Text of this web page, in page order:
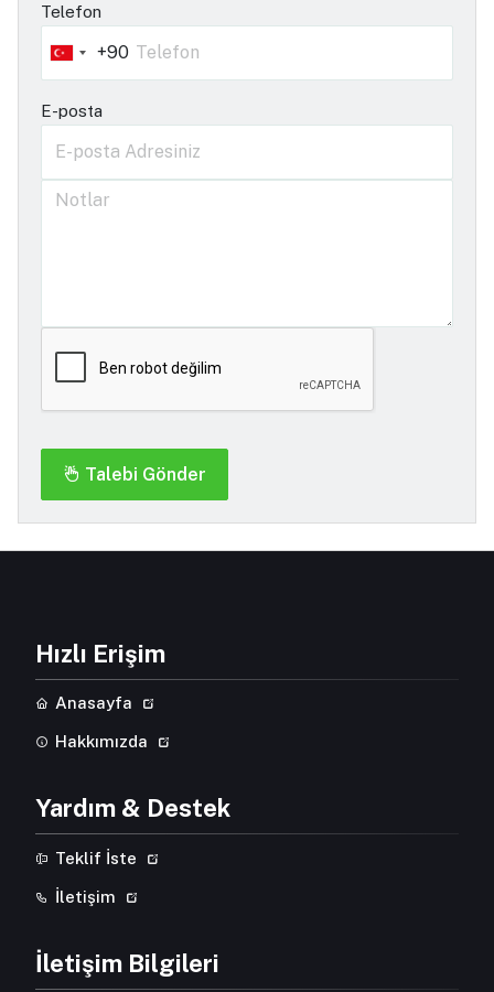
Telefon
Turkey
+90
+90
E-posta
Talebi Gönder
Hızlı Erişim
Anasayfa
Hakkımızda
Yardım & Destek
Teklif İste
İletişim
İletişim Bilgileri